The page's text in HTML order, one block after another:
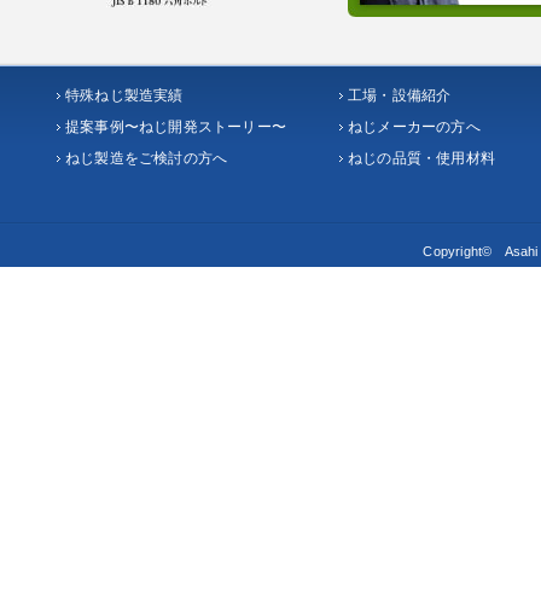
特殊ねじ製造実績
提案事例〜ねじ開発ストーリー〜
ねじ製造をご検討の方へ
工場・設備紹介
ねじメーカーの方へ
ねじの品質・使用材料
Copyright© Asahi